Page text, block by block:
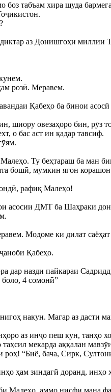
боз табъам хира шуда
аз Донишгоҳи
розӣ. Меравем.
Қабеҳо ба бинои
шиору овезаҳоро бин, рӯз
о бас аст ин қадар тавсиф.
Ту беҳтараш ба ман
бошӣ, мумкин ягон
рафиқ Малеҳо!
асосии ДМТ ба Шаҳраки
Модоме ки дилат
Қабеҳо.
дар назди пайкараи
боло, 4 сомонӣ”
накун. Магар аз дасти
аз инҷо пеш кун, танҳо
мекарда аққалан
роҳ! “Биё, бача, Сирк,
ҳам зиндагӣ доранд, инҳо